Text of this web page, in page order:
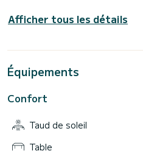
Afficher tous les détails
Équipements
Confort
Taud de soleil
Table